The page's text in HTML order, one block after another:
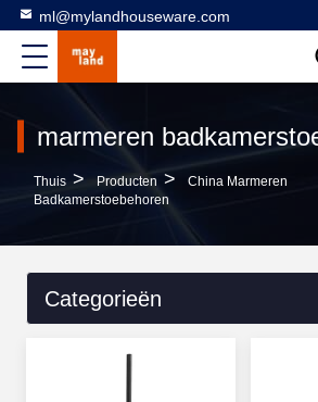
ml@mylandhouseware.com
marmeren
Thuis > Producten >
China Marmeren
Badkamerstoebehoren
Categorieën